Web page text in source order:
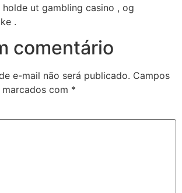
ut gambling casino , og
.
comentário
e-mail não será publicado. Campos
com *